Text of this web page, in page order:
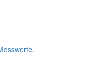
.